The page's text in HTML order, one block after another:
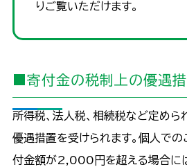
りご覧いただけます。
■寄付金の税制上の優遇
所得税、法人税、相続税など定めら
優遇措置を受けられます。個人で
付金額が2,000円を超える場合に